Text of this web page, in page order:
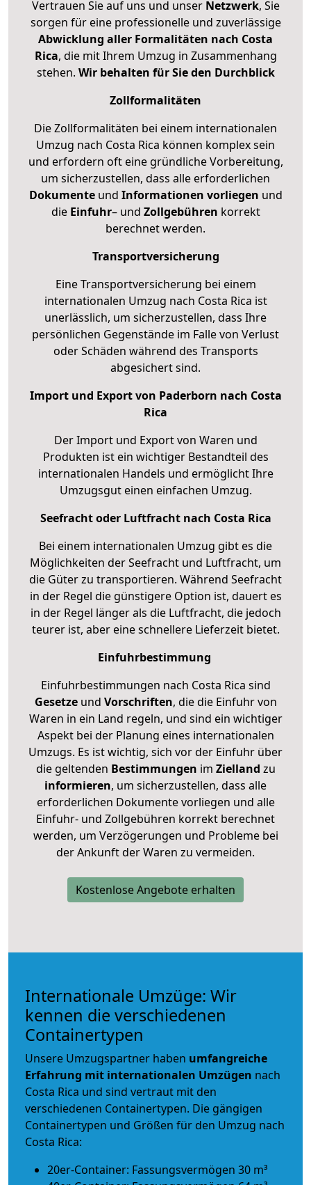
Vertrauen Sie auf uns und unser Netzwerk, Sie
sorgen für eine professionelle und zuverlässige
Abwicklung aller Formalitäten nach Costa
Rica, die mit Ihrem Umzug in Zusammenhang
stehen. Wir behalten für Sie den Durchblick
Zollformalitäten
Die Zollformalitäten bei einem internationalen
Umzug nach Costa Rica können komplex sein
und erfordern oft eine gründliche Vorbereitung,
um sicherzustellen, dass alle erforderlichen
Dokumenteund Informationen vorliegen und
die Einfuhr– und Zollgebühren korrekt
berechnet werden.
Transportversicherung
Eine Transportversicherung bei einem
internationalen Umzug nach Costa Rica ist
unerlässlich, um sicherzustellen, dass Ihre
persönlichen Gegenstände im Falle von Verlust
oder Schäden während des Transports
abgesichert sind.
Import und Export von Paderborn nach Costa
Rica
Der Import und Export von Waren und
Produkten ist ein wichtiger Bestandteil des
internationalen Handels und ermöglicht Ihre
Umzugsgut einen einfachen Umzug.
Seefracht oder Luftfracht nach Costa Rica
Bei einem internationalen Umzug gibt es die
Möglichkeiten der Seefracht und Luftfracht, um
die Güter zu transportieren. Während Seefracht
in der Regel die günstigere Option ist, dauert es
in der Regel länger als die Luftfracht, die jedoch
teurer ist, aber eine schnellere Lieferzeit bietet.
Einfuhrbestimmung
Einfuhrbestimmungen nach Costa Rica sind
Gesetzeund Vorschriften, die die Einfuhr von
Waren in ein Land regeln, und sind ein wichtiger
Aspekt bei der Planung eines internationalen
Umzugs. Es ist wichtig, sich vor der Einfuhr über
die geltenden Bestimmungen im Zielland zu
informieren, um sicherzustellen, dass alle
erforderlichen Dokumente vorliegen und alle
Einfuhr- und Zollgebühren korrekt berechnet
werden, um Verzögerungen und Probleme bei
der Ankunft der Waren zu vermeiden.
Kostenlose Angebote erhalten
Internationale Umzüge: Wir
kennen die verschiedenen
Containertypen
Unsere Umzugspartner haben umfangreiche
Erfahrung mit internationalen Umzügen nach
Costa Rica und sind vertraut mit den
verschiedenen Containertypen. Die gängigen
Containertypen und Größen für den Umzug nach
Costa Rica:
20er-Container: Fassungsvermögen 30 m³